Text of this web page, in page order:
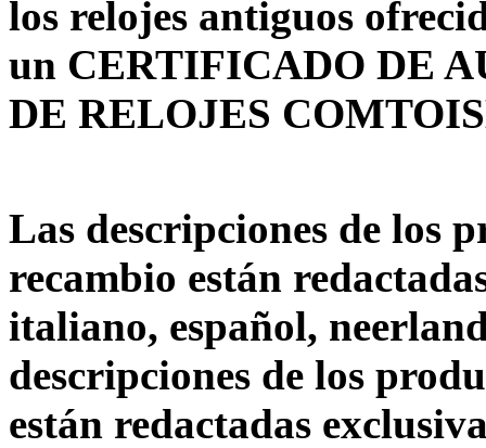
los relojes antiguos
un CERTIFICADO DE
DE RELOJES
Las descripciones de los
recambio están
italiano, español,
descripciones de los
están redactadas